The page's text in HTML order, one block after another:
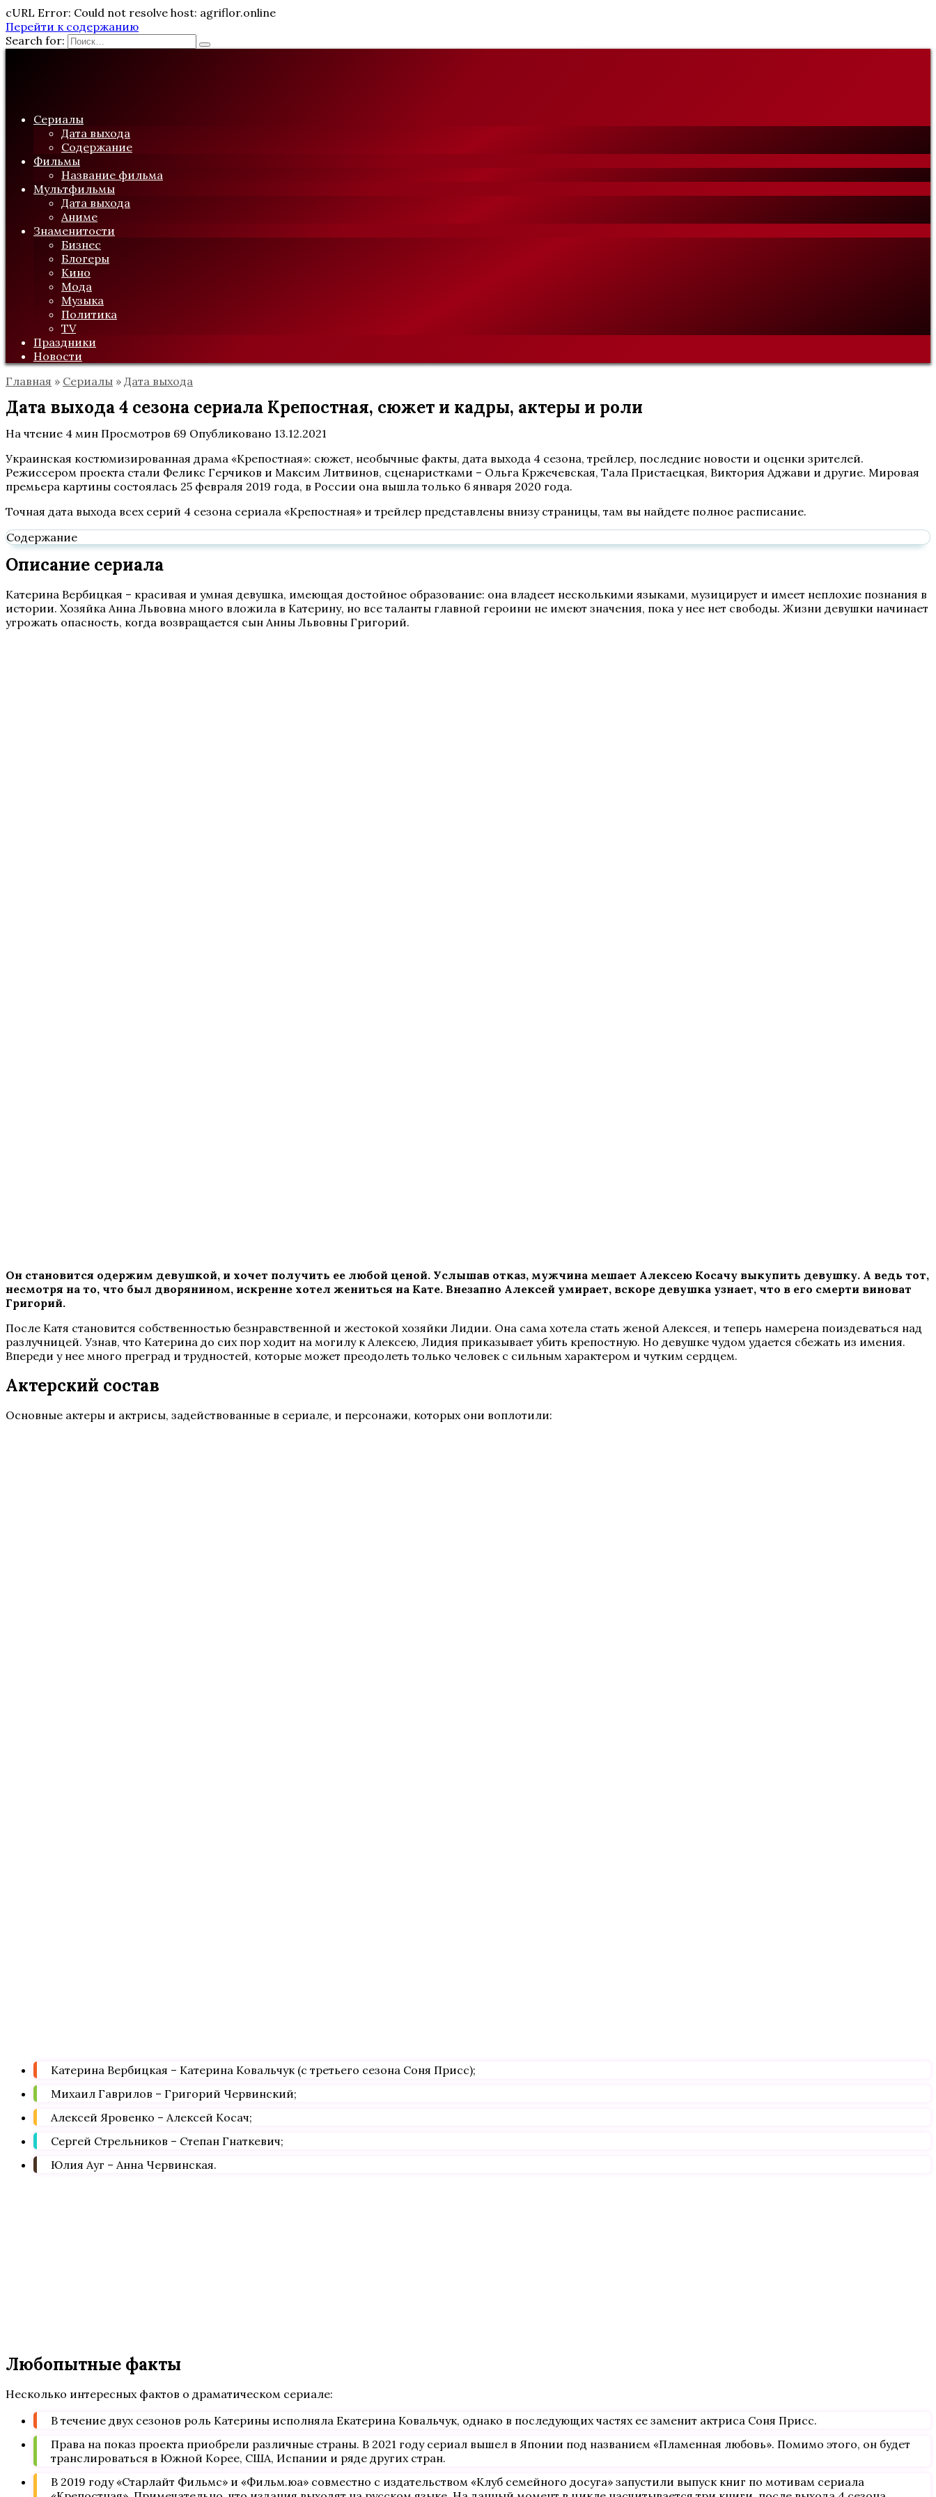
cURL Error: Could not resolve host: agriflor.online
Перейти к содержанию
Search for:
Сериалы
Дата выхода
Содержание
Фильмы
Название фильма
Мультфильмы
Дата выхода
Аниме
Знаменитости
Бизнес
Блогеры
Кино
Мода
Музыка
Политика
TV
Праздники
Новости
Главная » Сериалы » Дата выхода
Дата выхода 4 сезона сериала Крепостная, сюжет и кадры, актеры и роли
На чтение 4 мин Просмотров 69 Опубликовано 13.12.2021
Украинская костюмизированная драма «Крепостная»: сюжет, необычные факты, дата выхода 4 сезона, трейлер, последние новости и оценки зрителей.
Режиссером проекта стали Феликс Герчиков и Максим Литвинов, сценаристками – Ольга Кржечевская, Тала Пристаецкая, Виктория Аджави и другие. Мировая
премьера картины состоялась 25 февраля 2019 года, в России она вышла только 6 января 2020 года.
Точная дата выхода всех серий 4 сезона сериала «Крепостная» и трейлер представлены внизу страницы, там вы найдете полное расписание.
Содержание
Описание сериала
Катерина Вербицкая – красивая и умная девушка, имеющая достойное образование: она владеет несколькими языками, музицирует и имеет неплохие познания в
истории. Хозяйка Анна Львовна много вложила в Катерину, но все таланты главной героини не имеют значения, пока у нее нет свободы. Жизни девушки начинает
угрожать опасность, когда возвращается сын Анны Львовны Григорий.
Он становится одержим девушкой, и хочет получить ее любой ценой. Услышав отказ, мужчина мешает Алексею Косачу выкупить девушку. А ведь тот,
несмотря на то, что был дворянином, искренне хотел жениться на Кате. Внезапно Алексей умирает, вскоре девушка узнает, что в его смерти виноват
Григорий.
После Катя становится собственностью безнравственной и жестокой хозяйки Лидии. Она сама хотела стать женой Алексея, и теперь намерена поиздеваться над
разлучницей. Узнав, что Катерина до сих пор ходит на могилу к Алексею, Лидия приказывает убить крепостную. Но девушке чудом удается сбежать из имения.
Впереди у нее много преград и трудностей, которые может преодолеть только человек с сильным характером и чутким сердцем.
Актерский состав
Основные актеры и актрисы, задействованные в сериале, и персонажи, которых они воплотили:
Катерина Вербицкая – Катерина Ковальчук (с третьего сезона Соня Присс);
Михаил Гаврилов – Григорий Червинский;
Алексей Яровенко – Алексей Косач;
Сергей Стрельников – Степан Гнаткевич;
Юлия Ауг – Анна Червинская.
Любопытные факты
Несколько интересных фактов о драматическом сериале:
В течение двух сезонов роль Катерины исполняла Екатерина Ковальчук, однако в последующих частях ее заменит актриса Соня Присс.
Права на показ проекта приобрели различные страны. В 2021 году сериал вышел в Японии под названием «Пламенная любовь». Помимо этого, он будет
транслироваться в Южной Корее, США, Испании и ряде других стран.
В 2019 году «Старлайт Фильмс» и «Фильм.юа» совместно с издательством «Клуб семейного досуга» запустили выпуск книг по мотивам сериала